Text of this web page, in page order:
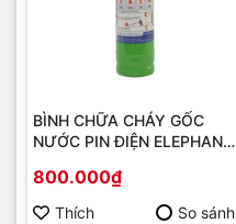
BÌNH CHỮA CHÁY GỐC
NƯỚC PIN ĐIỆN ELEPHANT
800.000₫
Thích So sánh